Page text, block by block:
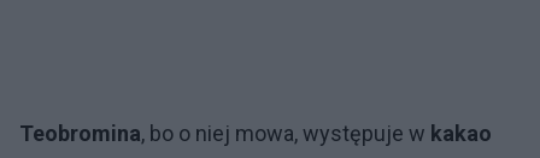
Teobromina, bo o niej mowa, występuje w kakao